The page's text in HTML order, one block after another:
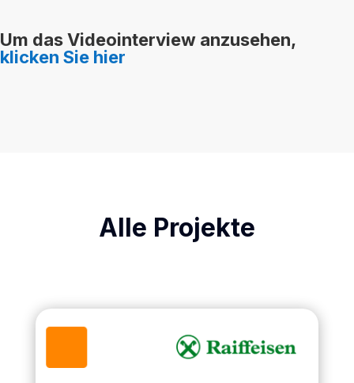
Um das Videointerview anzusehen,
klicken Sie hier
Alle Projekte